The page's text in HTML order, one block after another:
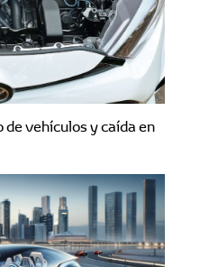
vehículos y caída en